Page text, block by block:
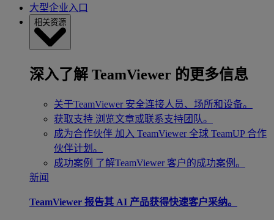
大型企业入口
相关资源
深入了解 TeamViewer 的更多信息
关于TeamViewer 安全连接人员、场所和设备。
获取支持 浏览文章或联系支持团队。
成为合作伙伴 加入 TeamViewer 全球 TeamUP 合作
伙伴计划。
成功案例 了解TeamViewer 客户的成功案例。
新闻
TeamViewer 报告其 AI 产品获得快速客户采纳。